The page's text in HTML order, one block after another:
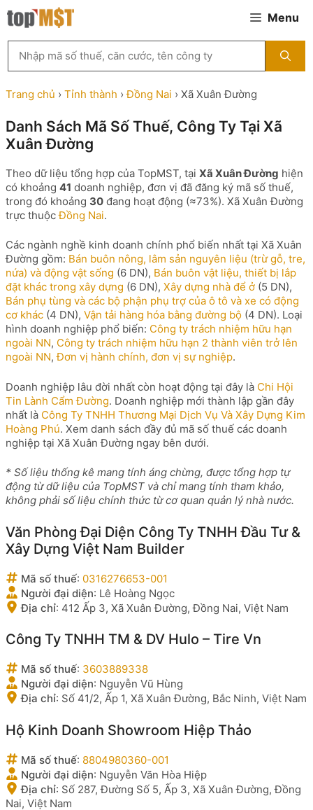
Chuyển
đến
Menu
kiếm
MST
theo
tên
ty,
người
diện
hoặc
mã
số
...
Trang chủ › Tỉnh thành ›Đồng Nai › Xã Xuân Đường
Danh Sách Mã Số Thuế, Công Ty Tại Xã
Xuân Đường
Theo dữ liệu tổng hợp của TopMST, tại Xã Xuân Đường hiện
có khoảng 41 doanh nghiệp, đơn vị đã đăng ký mã số thuế,
trong đó khoảng 30 đang hoạt động (≈73%). Xã Xuân Đường
trực thuộcĐồng Nai.
Các ngành nghề kinh doanh chính phổ biến nhất tại Xã Xuân
Đường gồm: Bán buôn nông, lâm sản nguyên liệu (trừ gỗ, tre,
nứa) và động vật sống (6 DN), Bán buôn vật liệu, thiết bị lắp
đặt khác trong xây dựng (6 DN), Xây dựng nhà để ở (5 DN),
Bán phụ tùng và các bộ phận phụ trợ của ô tô và xe có động
cơ khác (4 DN), Vận tải hàng hóa bằng đường bộ (4 DN). Loại
hình doanh nghiệp phổ biến: Công ty trách nhiệm hữu hạn
ngoài NN, Công ty trách nhiệm hữu hạn 2 thành viên trở lên
ngoài NN,Đơn vị hành chính, đơn vị sự nghiệp.
Doanh nghiệp lâu đời nhất còn hoạt động tại đây là Chi Hội
Tin Lành Cẩm Đường. Doanh nghiệp mới thành lập gần đây
nhất là Công Ty TNHH Thương Mại Dịch Vụ Và Xây Dựng Kim
Hoàng Phú. Xem danh sách đầy đủ mã số thuế các doanh
nghiệp tại Xã Xuân Đường ngay bên dưới.
* Số liệu thống kê mang tính áng chừng, được tổng hợp tự
động từ dữ liệu của TopMST và chỉ mang tính tham khảo,
không phải số liệu chính thức từ cơ quan quản lý nhà nước.
Văn Phòng Đại Diện Công Ty TNHH Đầu Tư &
Xây Dựng Việt Nam Builder
Mã số thuế: 0316276653-001
Người đại diện: Lê Hoàng Ngọc
Địa chỉ: 412 Ấp 3, Xã Xuân Đường, Đồng Nai, Việt Nam
Công Ty TNHH TM & DV Hulo – Tire Vn
Mã số thuế: 3603889338
Người đại diện: Nguyễn Vũ Hùng
Địa chỉ: Số 41/2, Ấp 1, Xã Xuân Đường, Bắc Ninh, Việt Nam
Hộ Kinh Doanh Showroom Hiệp Thảo
Mã số thuế: 8804980360-001
Người đại diện: Nguyễn Văn Hòa Hiệp
Địa chỉ: Số 287, Đường Số 5, Ấp 3, Xã Xuân Đường, Đồng
Nai, Việt Nam